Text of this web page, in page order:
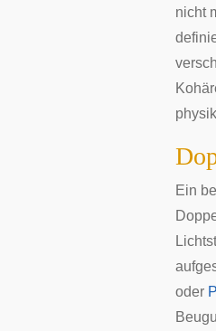
nicht
Ein
oder